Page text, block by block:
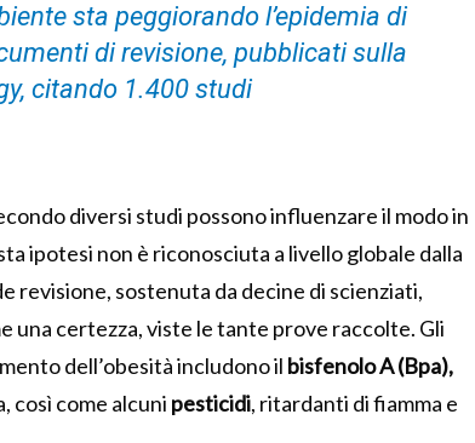
sta peggiorando l’epidemia di
di revisione, pubblicati sulla
citando 1.400 studi
diversi studi possono influenzare il modo in
ipotesi non è riconosciuta a livello globale dalla
revisione, sostenuta da decine di scienziati,
una certezza, viste le tante prove raccolte. Gli
dell’obesità includono il bisfenolo A (Bpa),
così come alcuni pesticidi, ritardanti di fiamma e